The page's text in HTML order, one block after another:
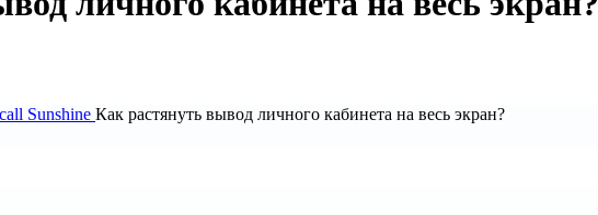
Sunshine Как растянуть вывод личного кабинета на весь экран?